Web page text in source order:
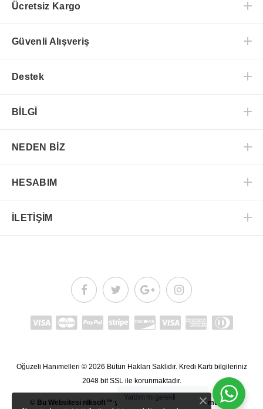
Ücretsiz Kargo
Güvenli Alışveriş
Destek
BİLGİ
NEDEN BİZ
HESABIM
İLETİŞİM
Oğuzeli Hanımelleri © 2026 Bütün Hakları Saklıdır. Kredi Kartı bilgileriniz
2048 bit SSL ile korunmaktadır.
© Bu Websitesi nlksoft™ yazılımı kullanarak oluşturulmuştur.
Yardım mı gerekli